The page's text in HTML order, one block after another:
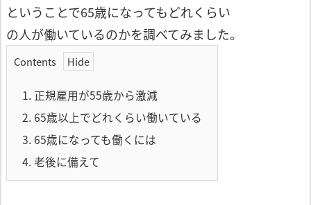
ということで65歳になってもどれくらい
の人が働いているのかを調べてみました。
Contents
1. 正規雇用が55歳から激減
2. 65歳以上でどれくらい働いている
3. 65歳になっても働くには
4. 老後に備えて